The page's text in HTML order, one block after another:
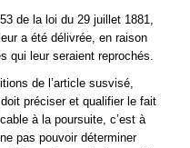
de la loi du 29 juillet 1881,
a été délivrée, en raison
qui leur seraient reprochés.
de l’article susvisé,
préciser et qualifier le fait
à la poursuite, c’est à
pas pouvoir déterminer